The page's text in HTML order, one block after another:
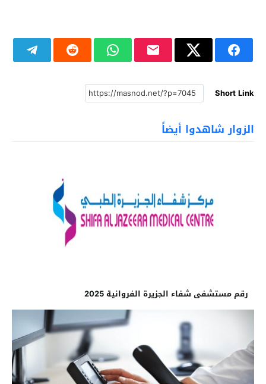
Short Link
الزوار شاهدوا أيضاً
رقم مستشفى شفاء الجزيرة الفروانية 2025